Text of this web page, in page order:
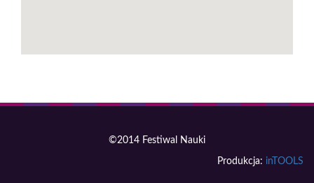
©2014 Festiwal Nauki
Produkcja: inTOOLS